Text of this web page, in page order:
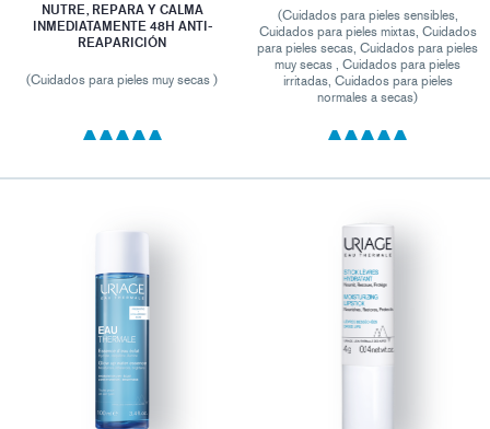
NUTRE, REPARA Y CALMA
INMEDIATAMENTE 48H ANTI-
REAPARICIÓN
(Cuidados para pieles muy secas )
(Cuidados para pieles sensibles,
Cuidados para pieles mixtas, Cuidados
para pieles secas, Cuidados para pieles
muy secas , Cuidados para pieles
irritadas, Cuidados para pieles
normales a secas)